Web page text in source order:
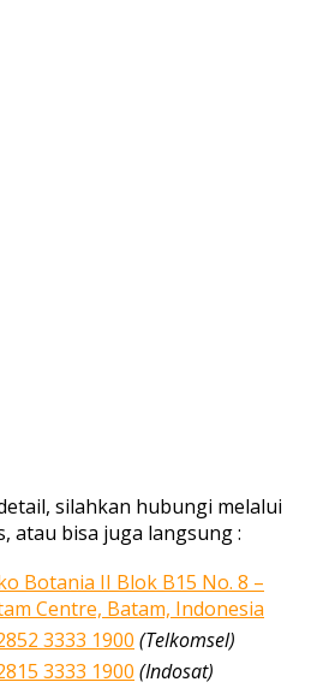
silahkan hubungi melalui
atau bisa juga langsung :
Botania II Blok B15 No. 8 –
Centre, Batam, Indonesia
3333 1900 (Telkomsel)
3333 1900 (Indosat)